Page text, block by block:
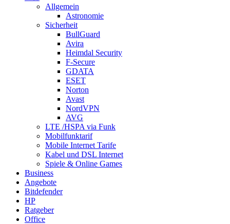
Allgemein
Astronomie
Sicherheit
BullGuard
Avira
Heimdal Security
F-Secure
GDATA
ESET
Norton
Avast
NordVPN
AVG
LTE /HSPA via Funk
Mobilfunktarif
Mobile Internet Tarife
Kabel und DSL Internet
Spiele & Online Games
Business
Angebote
Bitdefender
HP
Ratgeber
Office